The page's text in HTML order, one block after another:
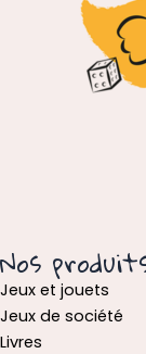
Nos
Jeux et jouets
Jeux de société
Livres